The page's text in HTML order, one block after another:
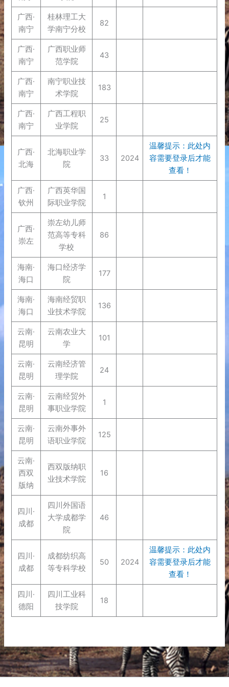
广西·
南宁
桂林理工大
学南宁分校
82
广西·
南宁
广西职业师
范学院
43
广西·
南宁
南宁职业技
术学院
183
广西·
南宁
广西工程职
业学院
25
广西·
北海
北海职业学
院
33 2024
温馨提示：此处内
容需要登录后才能
查看！
广西·
钦州
广西英华国
际职业学院
1
广西·
崇左
崇左幼儿师
范高等专科
学校
86
海南·
海口
海口经济学
院
177
海南·
海口
海南经贸职
业技术学院
136
云南·
昆明
云南农业大
学
101
云南·
昆明
云南经济管
理学院
24
云南·
昆明
云南经贸外
事职业学院
1
云南·
昆明
云南外事外
语职业学院
125
云南·
西双
版纳
西双版纳职
业技术学院
16
四川·
成都
四川外国语
大学成都学
院
46
四川·
成都
成都纺织高
等专科学校
50 2024
温馨提示：此处内
容需要登录后才能
查看！
四川·
德阳
四川工业科
技学院
18